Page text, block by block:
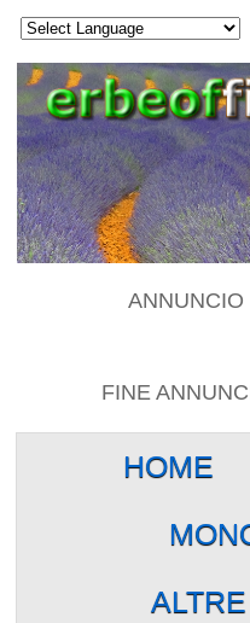
ANNUNCIO
FINE
HOME